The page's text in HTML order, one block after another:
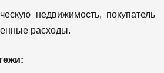
недвижимость, покупатель
расходы.